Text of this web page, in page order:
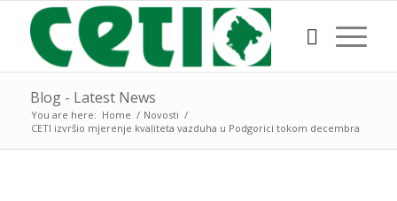
Blog - Latest News
You are here: Home / Novosti /
CETI izvršio mjerenje kvaliteta vazduha u Podgorici tokom decembra